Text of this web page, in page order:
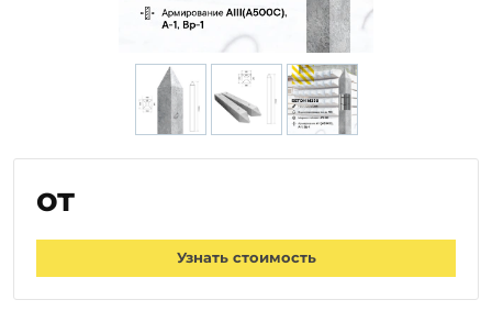
Заказать звонок
от
Узнать стоимость